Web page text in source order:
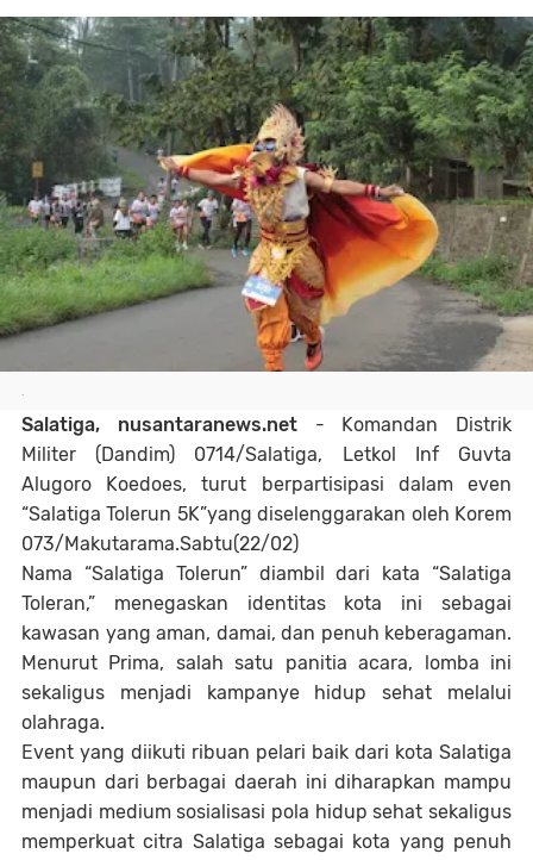
.
Salatiga, nusantaranews.net - Komandan Distrik
Militer (Dandim) 0714/Salatiga, Letkol Inf Guvta
Alugoro Koedoes, turut berpartisipasi dalam even
“Salatiga Tolerun 5K”yang diselenggarakan oleh Korem
073/Makutarama.Sabtu(22/02)
Nama “Salatiga Tolerun” diambil dari kata “Salatiga
Toleran,” menegaskan identitas kota ini sebagai
kawasan yang aman, damai, dan penuh keberagaman.
Menurut Prima, salah satu panitia acara, lomba ini
sekaligus menjadi kampanye hidup sehat melalui
olahraga.
Event yang diikuti ribuan pelari baik dari kota Salatiga
maupun dari berbagai daerah ini diharapkan mampu
menjadi medium sosialisasi pola hidup sehat sekaligus
memperkuat citra Salatiga sebagai kota yang penuh